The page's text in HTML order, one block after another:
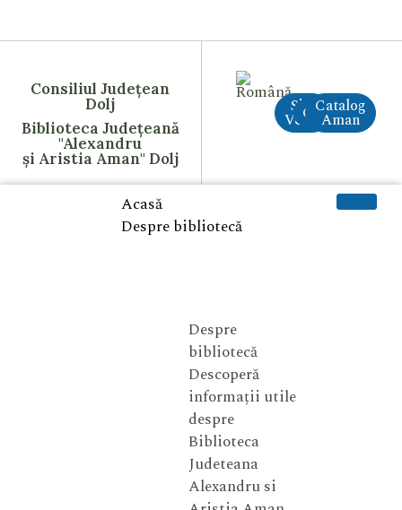
Consiliul Județean
Dolj
Biblioteca Județeană
"Alexandru
și Aristia Aman" Dolj
Site
VechiCreAI
Catalog
Aman
Acasă
Despre bibliotecă
Despre
bibliotecă
Descoperă
informații utile
despre
Biblioteca
Judeteana
Alexandru si